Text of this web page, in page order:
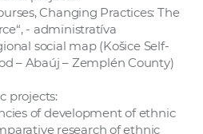
Changing Practices: The
- administratíva
social map (Košice Self-
– Abaúj – Zemplén County)
projects:
of development of ethnic
research of ethnic